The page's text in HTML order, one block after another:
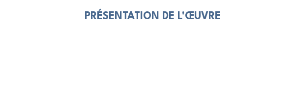
PRÉSENTATION DE L'ŒUVRE